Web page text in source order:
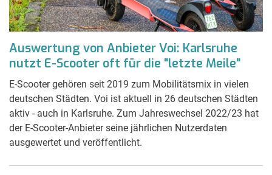
Auswertung von Anbieter Voi: Karlsruhe
nutzt E-Scooter oft für die "letzte Meile"
E-Scooter gehören seit 2019 zum Mobilitätsmix in vielen
deutschen Städten. Voi ist aktuell in 26 deutschen Städten
aktiv - auch in Karlsruhe. Zum Jahreswechsel 2022/23 hat
der E-Scooter-Anbieter seine jährlichen Nutzerdaten
ausgewertet und veröffentlicht.